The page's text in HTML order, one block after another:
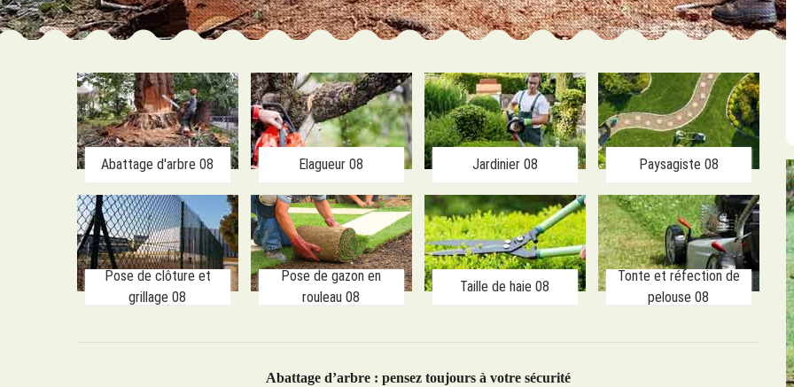
Abattage d'arbre 08 Elagueur 08 Jardinier 08 Paysagiste 08
Pose de clôture et
grillage 08
Pose de gazon en
rouleau 08
Taille de haie 08
Tonte et réfection de
pelouse 08
Abattage d’arbre : pensez toujours à votre sécurité